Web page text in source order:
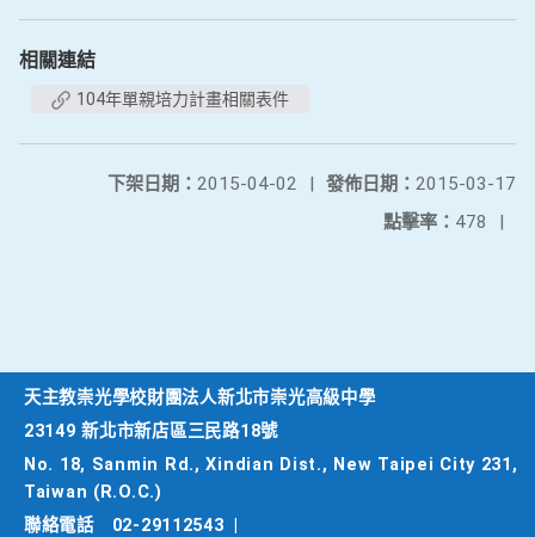
相關連結
104年單親培力計畫相關表件
發佈日期： 2015-03-17
下架日期： 2015-04-02
|
點擊率： 478 |
天主教崇光學校財團法人新北市崇光高級中學
23149 新北市新店區三民路18號
No. 18, Sanmin Rd., Xindian Dist., New Taipei City 231,
Taiwan (R.O.C.)
聯絡電話
02-29112543